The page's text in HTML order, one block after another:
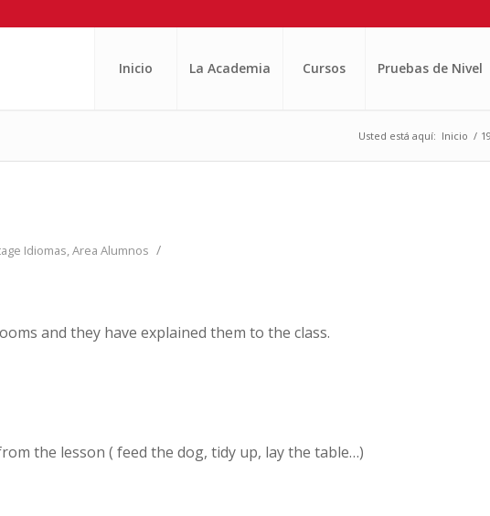
Inicio La Academia Cursos Pruebas de Nivel
Usted está aquí: Inicio /
Idiomas,Area Alumnos /
and they have explained them to the class.
the lesson ( feed the dog, tidy up, lay the table…)